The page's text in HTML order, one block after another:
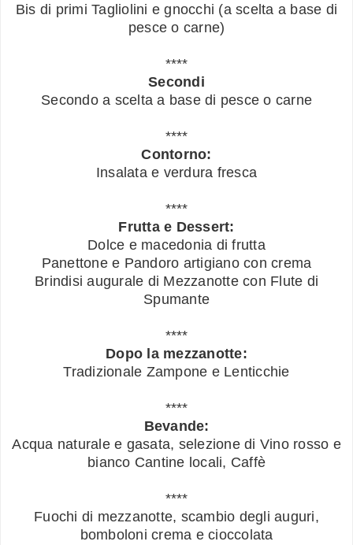
Bis di primi Tagliolini e gnocchi (a scelta a base di
pesce o carne)
****
Secondi
Secondo a scelta a base di pesce o carne
****
Contorno:
Insalata e verdura fresca
****
Frutta e Dessert:
Dolce e macedonia di frutta
Panettone e Pandoro artigiano con crema
Brindisi augurale di Mezzanotte con Flute di
Spumante
****
Dopo la mezzanotte:
Tradizionale Zampone e Lenticchie
****
Bevande:
Acqua naturale e gasata, selezione di Vino rosso e
bianco Cantine locali, Caffè
****
Fuochi di mezzanotte, scambio degli auguri,
bomboloni crema e cioccolata